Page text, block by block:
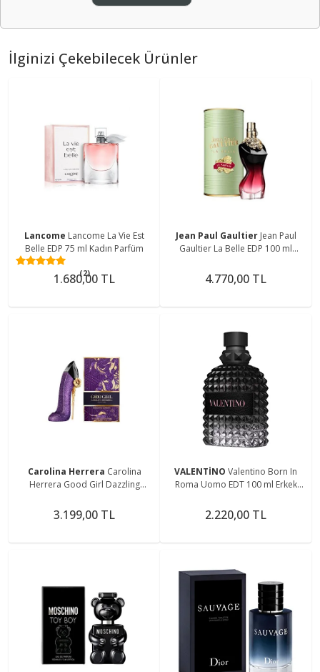
İlginizi Çekebilecek Ürünler
Lancome Lancome La Vie Est
Belle EDP 75 ml Kadın Parfüm
(2)
1.680,00 TL
Jean Paul Gaultier Jean Paul
Gaultier La Belle EDP 100 ml
4.770,00 TL
Carolina Herrera Carolina
Herrera Good Girl Dazzling
3.199,00 TL
VALENTİNO Valentino Born In
Roma Uomo EDT 100 ml Erkek
2.220,00 TL